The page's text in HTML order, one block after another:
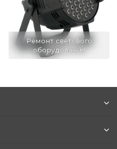
Ремонт светового
оборудования